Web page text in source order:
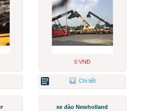
0 VNĐ
Chi tiết
xe đào Newholland